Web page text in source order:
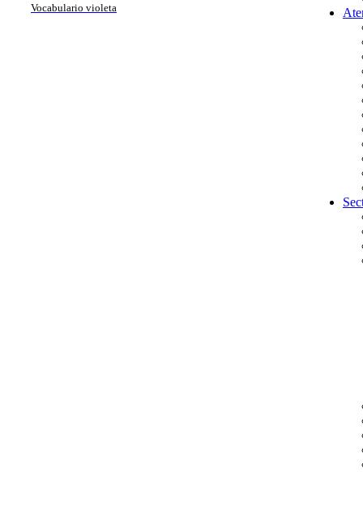
Vocabulario violeta